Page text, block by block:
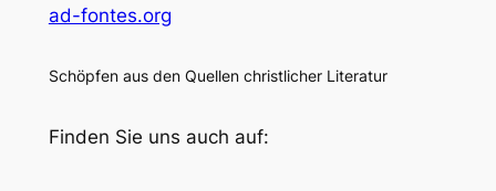
ad-fontes.org
Schöpfen aus den Quellen christlicher Literatur
Finden Sie uns auch auf: